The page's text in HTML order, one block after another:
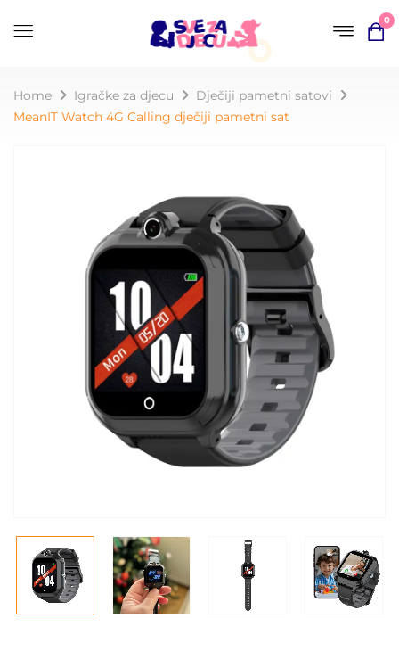
0
Home Igračke za djecu
Dječiji pametni satovi
MeanIT Watch 4G Calling dječiji pametni sat